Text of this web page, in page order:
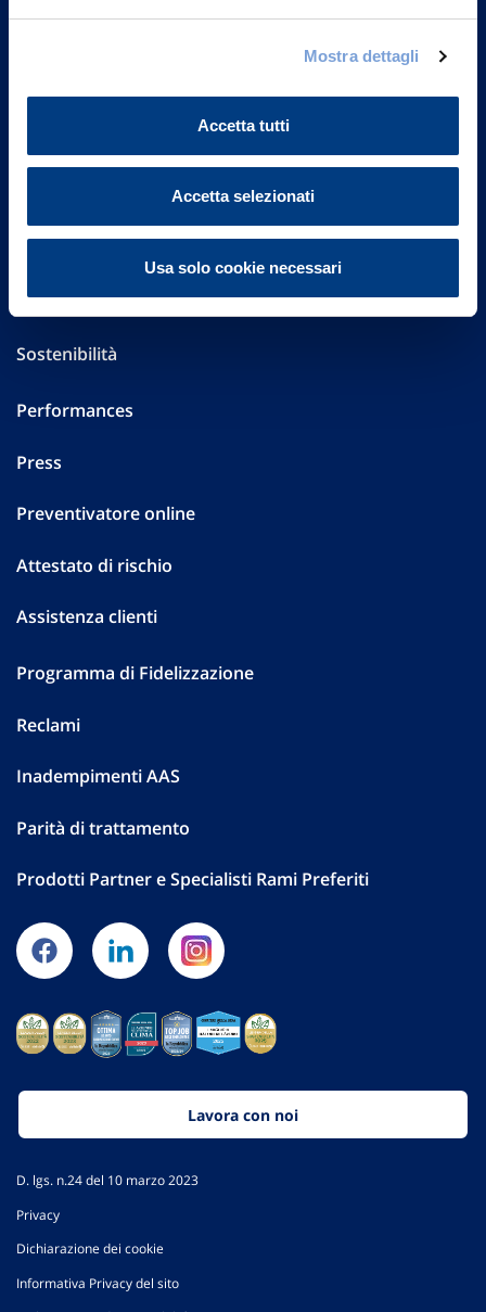
Mostra dettagli
Accetta tutti
Accetta selezionati
Usa solo cookie necessari
Vittoria Assicurazioni S.p.A.
Part. IVA 01329510158
FAQ
Altre informazioni
Sostenibilità
Performances
Press
Preventivatore online
Attestato di rischio
Assistenza clienti
Programma di Fidelizzazione
Reclami
Inadempimenti AAS
Parità di trattamento
Prodotti Partner e Specialisti Rami Preferiti
Lavora con noi
D. lgs. n.24 del 10 marzo 2023
Privacy
Dichiarazione dei cookie
Informativa Privacy del sito